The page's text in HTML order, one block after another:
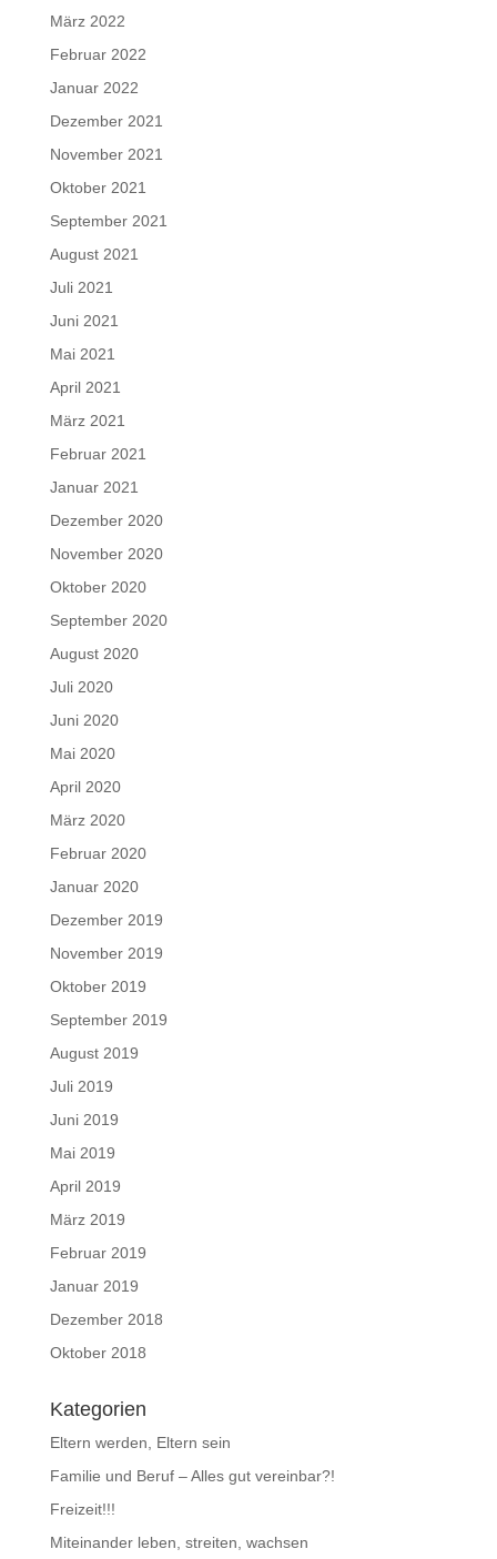
März 2022
Februar 2022
Januar 2022
Dezember 2021
November 2021
Oktober 2021
September 2021
August 2021
Juli 2021
Juni 2021
Mai 2021
April 2021
März 2021
Februar 2021
Januar 2021
Dezember 2020
November 2020
Oktober 2020
September 2020
August 2020
Juli 2020
Juni 2020
Mai 2020
April 2020
März 2020
Februar 2020
Januar 2020
Dezember 2019
November 2019
Oktober 2019
September 2019
August 2019
Juli 2019
Juni 2019
Mai 2019
April 2019
März 2019
Februar 2019
Januar 2019
Dezember 2018
Oktober 2018
Kategorien
Eltern werden, Eltern sein
Familie und Beruf – Alles gut vereinbar?!
Freizeit!!!
Miteinander leben, streiten, wachsen